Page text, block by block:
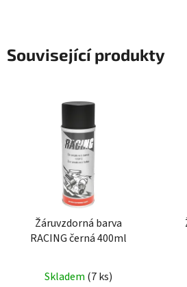
Související produkty
Žáruvzdorná barva
RACING černá 400ml
Skladem (7 ks)